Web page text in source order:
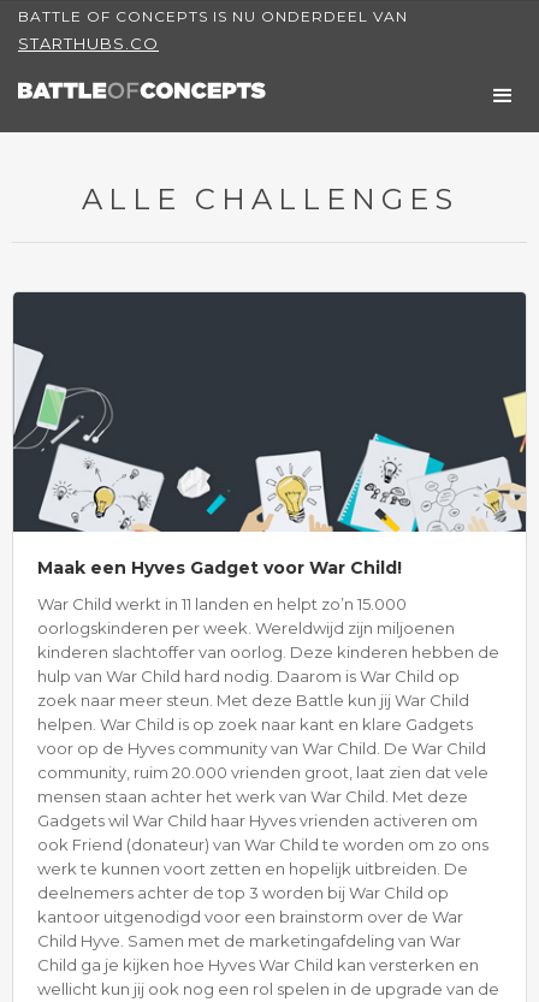
BATTLE OF CONCEPTS IS NU ONDERDEEL VAN
STARTHUBS.CO
ALLE CHALLENGES
Maak een Hyves Gadget voor War Child!
War Child werkt in 11 landen en helpt zo’n 15.000
oorlogskinderen per week. Wereldwijd zijn miljoenen
kinderen slachtoffer van oorlog. Deze kinderen hebben de
hulp van War Child hard nodig. Daarom is War Child op
zoek naar meer steun. Met deze Battle kun jij War Child
helpen. War Child is op zoek naar kant en klare Gadgets
voor op de Hyves community van War Child. De War Child
community, ruim 20.000 vrienden groot, laat zien dat vele
mensen staan achter het werk van War Child. Met deze
Gadgets wil War Child haar Hyves vrienden activeren om
ook Friend (donateur) van War Child te worden om zo ons
werk te kunnen voort zetten en hopelijk uitbreiden. De
deelnemers achter de top 3 worden bij War Child op
kantoor uitgenodigd voor een brainstorm over de War
Child Hyve. Samen met de marketingafdeling van War
Child ga je kijken hoe Hyves War Child kan versterken en
wellicht kun jij ook nog een rol spelen in de upgrade van de